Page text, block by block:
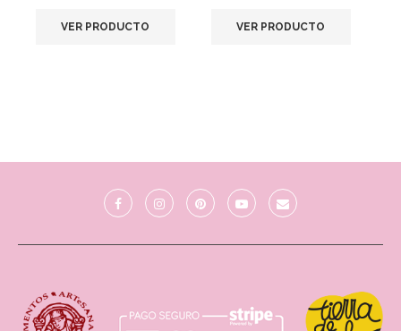
VER PRODUCTO VER PRODUCTO